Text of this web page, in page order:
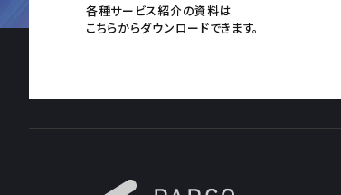
各種サービス紹介の資料は
こちらからダウンロードできます。